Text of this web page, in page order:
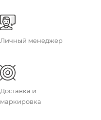
Личный менеджер
Доставка и
маркировка